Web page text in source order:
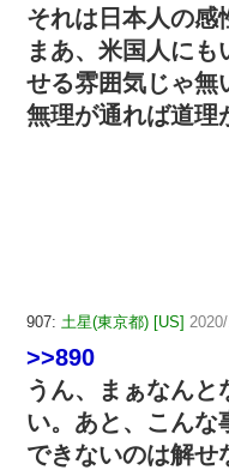
それは日本人の感
まあ、米国人にも
せる雰囲気じゃ無
無理が通れば道理
907: 土星(東京都) [US]
>>890
うん、まぁなん
い。あと、こんな
できないのは解せ